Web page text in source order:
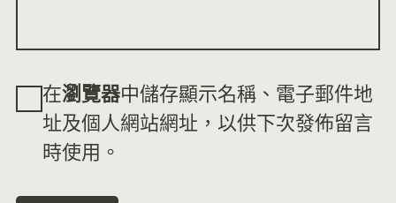
在瀏覽器中儲存顯示名稱、電子郵件地
址及個人網站網址，以供下次發佈留言
時使用。